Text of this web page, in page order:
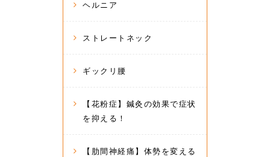
ヘルニア
ストレートネック
ギックリ腰
【花粉症】鍼灸の効果で症状
を抑える！
【肋間神経痛】体勢を変える